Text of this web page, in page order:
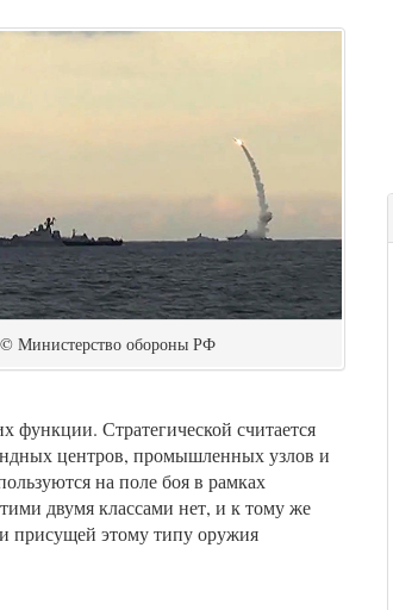
© Министерство обороны РФ
функции. Стратегической считается
центров, промышленных узлов и
на поле боя в рамках
двумя классами нет, и к тому же
присущей этому типу оружия